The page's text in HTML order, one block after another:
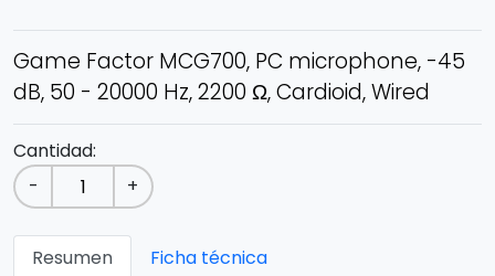
Game Factor MCG700, PC microphone, -45
dB, 50 - 20000 Hz, 2200 Ω, Cardioid, Wired
Cantidad:
-
+
Resumen Ficha técnica